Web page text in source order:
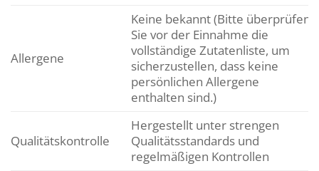
Allergene
Keine bekannt (Bitte überprüfen
Sie vor der Einnahme die
vollständige Zutatenliste, um
sicherzustellen, dass keine
persönlichen Allergene
enthalten sind.)
Qualitätskontrolle
Hergestellt unter strengen
Qualitätsstandards und
regelmäßigen Kontrollen